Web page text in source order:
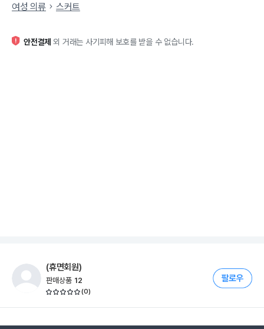
여성 의류
스커트
안전결제 외 거래는 사기피해 보호를 받을 수 없습니다.
(휴면회원)
판매상품 12
(0)